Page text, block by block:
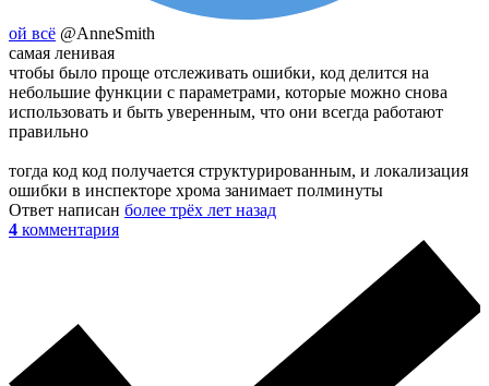
ой всё @AnneSmith
самая ленивая
чтобы было проще отслеживать ошибки, код делится на
небольшие функции с параметрами, которые можно снова
использовать и быть уверенным, что они всегда работают
правильно
тогда код код получается структурированным, и локализация
ошибки в инспекторе хрома занимает полминуты
Ответ написан более трёх лет назад
4 комментария